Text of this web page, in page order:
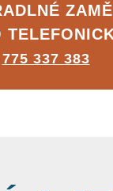
775 337 383